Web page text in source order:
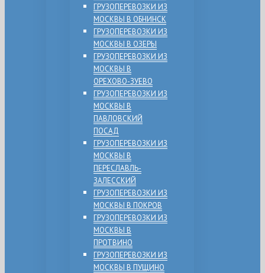
ГРУЗОПЕРЕВОЗКИ ИЗ
МОСКВЫ В ОБНИНСК
ГРУЗОПЕРЕВОЗКИ ИЗ
МОСКВЫ В ОЗЕРЫ
ГРУЗОПЕРЕВОЗКИ ИЗ
МОСКВЫ В
ОРЕХОВО-ЗУЕВО
ГРУЗОПЕРЕВОЗКИ ИЗ
МОСКВЫ В
ПАВЛОВСКИЙ
ПОСАД
ГРУЗОПЕРЕВОЗКИ ИЗ
МОСКВЫ В
ПЕРЕСЛАВЛЬ-
ЗАЛЕССКИЙ
ГРУЗОПЕРЕВОЗКИ ИЗ
МОСКВЫ В ПОКРОВ
ГРУЗОПЕРЕВОЗКИ ИЗ
МОСКВЫ В
ПРОТВИНО
ГРУЗОПЕРЕВОЗКИ ИЗ
МОСКВЫ В ПУЩИНО